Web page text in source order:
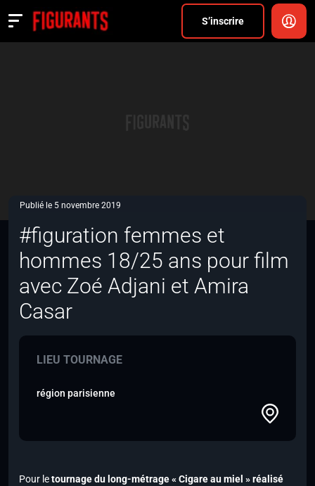
S’inscrire
Actualités
Publié le 5 novembre 2019
#figuration femmes et
hommes 18/25 ans pour film
avec Zoé Adjani et Amira
Casar
LIEU TOURNAGE
région parisienne
Pour letournage du long-métrage « Cigare au miel » réalisé